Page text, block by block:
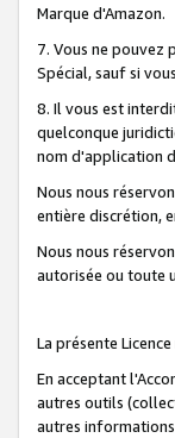
Marque d'Amazon.
7. Vous ne pouvez
Spécial, sauf si
8. Il vous est
quelconque
nom d'application
Nous nous
entière discrétion,
Nous nous
autorisée ou toute
La présente
En acceptant
autres outils
autres informations